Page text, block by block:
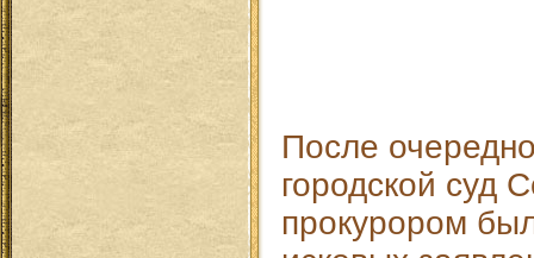
После
городской суд
прокурором